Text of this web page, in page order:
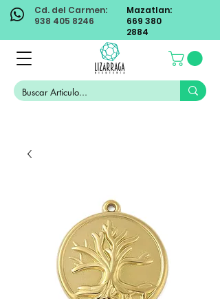
Cd. del Carmen:
938 405 8246
Mazatlan:
669 380
2884